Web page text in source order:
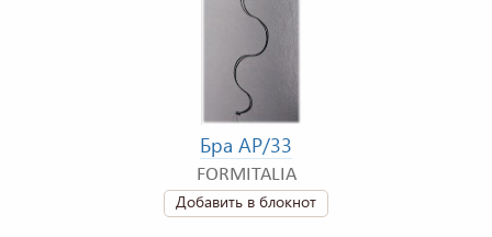
Бра AP/33
FORMITALIA
Добавить в блокнот